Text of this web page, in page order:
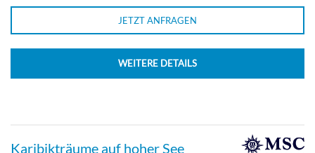
JETZT ANFRAGEN
WEITERE DETAILS
Karibikträume auf hoher See